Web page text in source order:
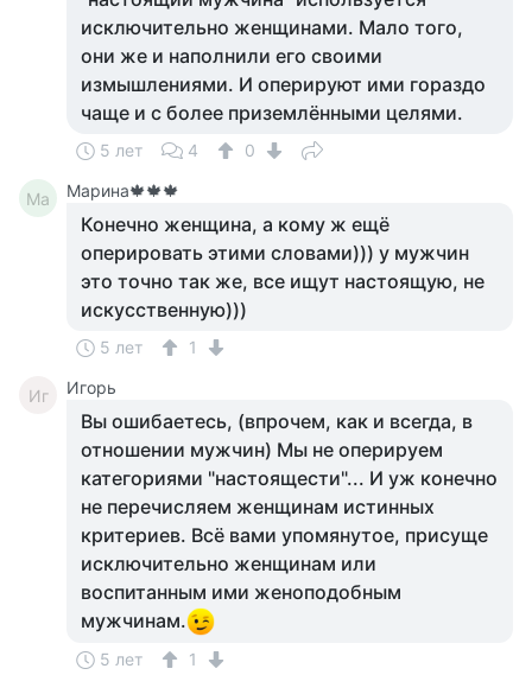
исключительно женщинами. Мало того,
они же и наполнили его своими
измышлениями. И оперируют ими гораздо
чаще и с более приземлёнными целями.
5 лет 4 0
Ма Марина🍁🍁🍁
Конечно женщина, а кому ж ещё
оперировать этими словами))) у мужчин
это точно так же, все ищут настоящую, не
искусственную)))
5 лет 1
Иг Игорь
Вы ошибаетесь, (впрочем, как и всегда, в
отношении мужчин) Мы не оперируем
категориями "настоящести"... И уж конечно
не перечисляем женщинам истинных
критериев. Всё вами упомянутое, присуще
исключительно женщинам или
воспитанным ими женоподобным
мужчинам.
5 лет 1